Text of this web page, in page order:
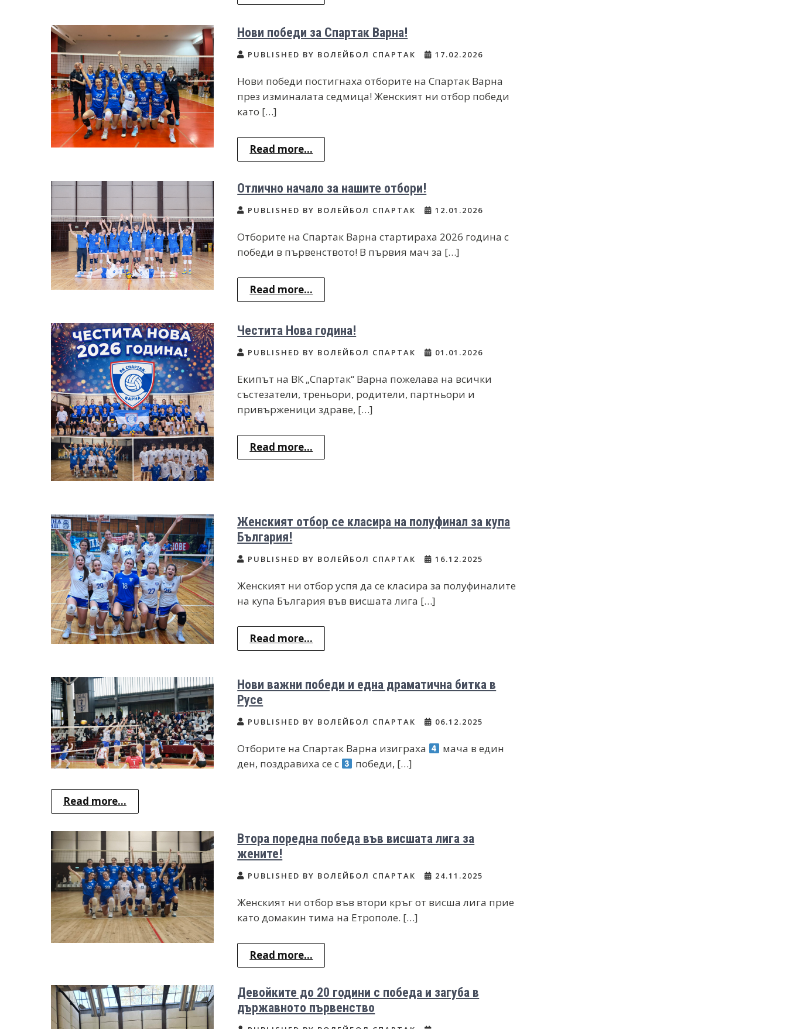
Нови победи за Спартак Варна!
PUBLISHED BY ВОЛЕЙБОЛ СПАРТАК 17.02.2026
Нови победи постигнаха отборите на Спартак Варна
през изминалата седмица! Женският ни отбор победи
като […]
Read more...
Отлично начало за нашите отбори!
PUBLISHED BY ВОЛЕЙБОЛ СПАРТАК 12.01.2026
Отборите на Спартак Варна стартираха 2026 година с
победи в първенството! В първия мач за […]
Read more...
Честита Нова година!
PUBLISHED BY ВОЛЕЙБОЛ СПАРТАК 01.01.2026
Екипът на ВК „Спартак“ Варна пожелава на всички
състезатели, треньори, родители, партньори и
привърженици здраве, […]
Read more...
Женският отбор се класира на полуфинал за купа
България!
PUBLISHED BY ВОЛЕЙБОЛ СПАРТАК 16.12.2025
Женският ни отбор успя да се класира за полуфиналите
на купа България във висшата лига […]
Read more...
Нови важни победи и една драматична битка в
Русе
PUBLISHED BY ВОЛЕЙБОЛ СПАРТАК 06.12.2025
Отборите на Спартак Варна изиграха
мача в един
ден, поздравиха се с
победи, […]
Read more...
Втора поредна победа във висшата лига за
жените!
PUBLISHED BY ВОЛЕЙБОЛ СПАРТАК 24.11.2025
Женският ни отбор във втори кръг от висша лига прие
като домакин тима на Етрополе. […]
Read more...
Девойките до 20 години с победа и загуба в
държавното първенство